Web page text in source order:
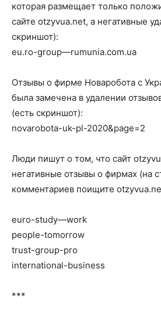
которая размещает только
сайте otzyvua.net, а негативные
скриншот):
eu.ro-group—rumunia.com.ua
Отзывы о фирме Новаробота с
была замечена в удалении
(есть скриншот):
novarobota-uk-pl-2020&page=2
Люди пишут о том, что сайт
негативные отзывы о фирмах (на
комментариев поищите
euro-study—work
people-tomorrow
trust-group-pro
international-business
***